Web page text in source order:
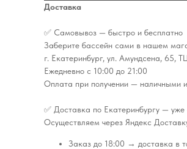
Доставка
✅ Самовывоз — быстро и бесплатно
Заберите бассейн сами в нашем
г. Екатеринбург, ул. Амундсена, 65,
Ежедневно с 10:00 до 21:00
Оплата при получении — наличными
✅ Доставка по Екатеринбургу — уже
Осуществляем через Яндекс
Заказ до 18:00 → доставка в